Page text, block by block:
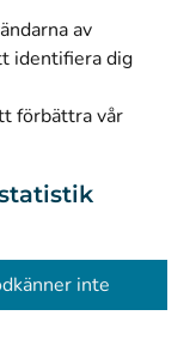
av
identifiera dig
förbättra vår
inte
)